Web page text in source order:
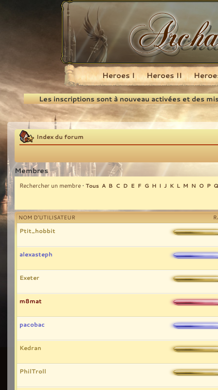
Recherche
Heroes I Heroes II
Les inscriptions sont à nouveau activées et des
Index du forum
Membres
Rechercher un membre • Tous A B C D E F G H I J K L M N O P Q
NOM D’UTILISATEUR
Ptit_hobbit
alexasteph
Exeter
m8mat
pacobac
Kedran
PhilTroll